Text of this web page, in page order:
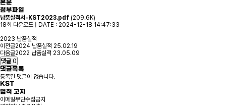
본문
첨부파일
납품실적서-KST2023.pdf (209.6K)
18회 다운로드 | DATE : 2024-12-18 14:47:33
2023 납품실적
이전글2024 납품실적 25.02.19
다음글2022 납품실적 23.05.09
댓글 0
댓글목록
등록된 댓글이 없습니다.
KST
법적 고지
이메일무단수집금지